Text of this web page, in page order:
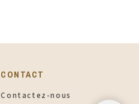
CONTACT
Contactez-nous